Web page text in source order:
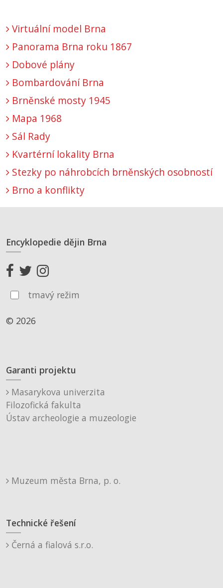
Virtuální model Brna
Panorama Brna roku 1867
Dobové plány
Bombardování Brna
Brněnské mosty 1945
Mapa 1968
Sál Rady
Kvartérní lokality Brna
Stezky po náhrobcích brněnských osobností
Brno a konflikty
Encyklopedie dějin Brna
tmavý režim
© 2026
Garanti projektu
Masarykova univerzita
Filozofická fakulta
Ústav archeologie a muzeologie
Muzeum města Brna, p. o.
Technické řešení
Černá a fialová s.r.o.